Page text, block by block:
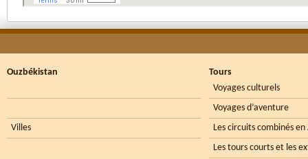
Ouzbékistan
Villes
Tours
Voyages culturels
Voyages d’aventure
Les circuits combinés
Les tours courts et les